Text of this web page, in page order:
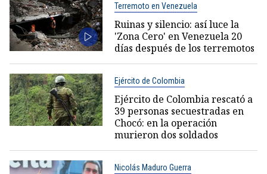
Terremoto en Venezuela
Ruinas y silencio: así luce la
'Zona Cero' en Venezuela 20
días después de los terremotos
Ejército de Colombia
Ejército de Colombia rescató a
39 personas secuestradas en
Chocó: en la operación
murieron dos soldados
Nicolás Maduro Guerra